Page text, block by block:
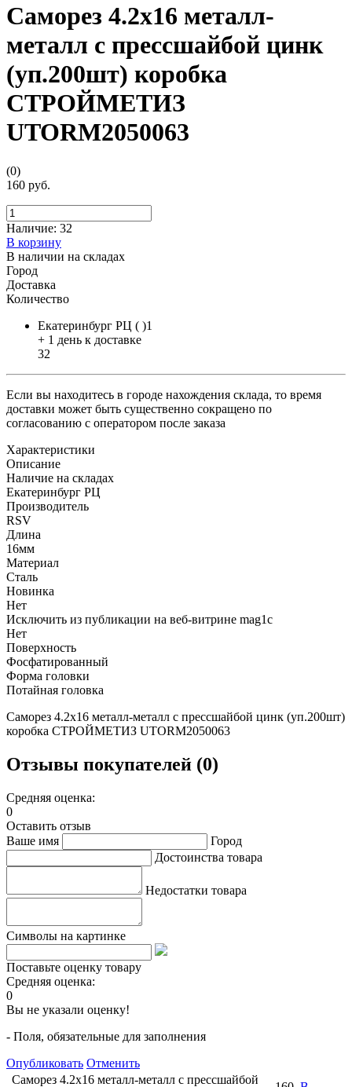
Саморез 4.2х16 металл-
металл с прессшайбой цинк
(уп.200шт) коробка
СТРОЙМЕТИЗ
UTORM2050063
(0)
160 руб.
Наличие: 32
В корзину
В наличии на складах
Город
Доставка
Количество
Екатеринбург РЦ ( )1
+ 1 день к доставке
32
Если вы находитесь в городе нахождения склада, то время
доставки может быть существенно сокращено по
согласованию с оператором после заказа
Характеристики
Описание
Наличие на складах
Екатеринбург РЦ
Производитель
RSV
Длина
16мм
Материал
Сталь
Новинка
Нет
Исключить из публикации на веб-витрине mag1c
Нет
Поверхность
Фосфатированный
Форма головки
Потайная головка
Саморез 4.2х16 металл-металл с прессшайбой цинк (уп.200шт)
коробка СТРОЙМЕТИЗ UTORM2050063
Отзывы покупателей (0)
Средняя оценка:
0
Оставить отзыв
Ваше имя
Город
Достоинства товара
Недостатки товара
Символы на картинке
Поставьте оценку товару
Средняя оценка:
0
Вы не указали оценку!
- Поля, обязательные для заполнения
Опубликовать Отменить
Саморез 4.2х16 металл-металл с прессшайбой